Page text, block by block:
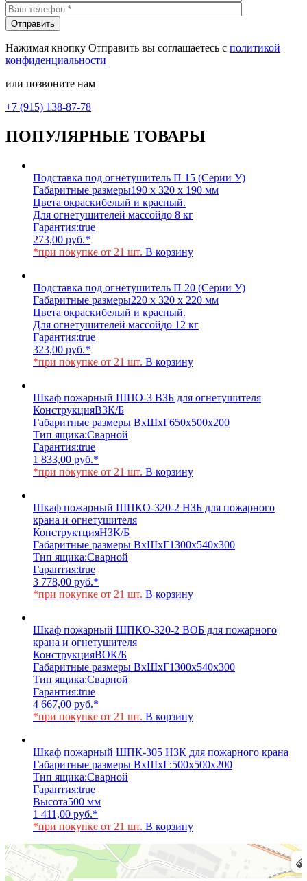
Нажимая кнопку Отправить вы соглашаетесь с политикой
конфиденциальности
или позвоните нам
+7 (915) 138-87-78
ПОПУЛЯРНЫЕ ТОВАРЫ
Подставка под огнетушитель П 15 (Серии У)
Габаритные размеры190 х 320 х 190 мм
Цвета окраскибелый и красный.
Для огнетушителей массойдо 8 кг
Гарантия:true
273,00 руб.*
*при покупке от 21 шт. В корзину
Подставка под огнетушитель П 20 (Серии У)
Габаритные размеры220 х 320 х 220 мм
Цвета окраскибелый и красный.
Для огнетушителей массойдо 12 кг
Гарантия:true
323,00 руб.*
*при покупке от 21 шт. В корзину
Шкаф пожарный ШПО-3 ВЗБ для огнетушителя
КонструкцияВЗК/Б
Габаритные размеры ВхШхГ650х500х200
Тип ящика:Сварной
Гарантия:true
1 833,00 руб.*
*при покупке от 21 шт. В корзину
Шкаф пожарный ШПКО-320-2 НЗБ для пожарного
крана и огнетушителя
КонструктцияНЗК/Б
Габаритные размеры ВхШхГ1300х540х300
Тип ящика:Сварной
Гарантия:true
3 778,00 руб.*
*при покупке от 21 шт. В корзину
Шкаф пожарный ШПКО-320-2 ВОБ для пожарного
крана и огнетушителя
КонструкцияВОК/Б
Габаритные размеры ВхШхГ1300х540х300
Тип ящика:Сварной
Гарантия:true
4 667,00 руб.*
*при покупке от 21 шт. В корзину
Шкаф пожарный ШПК-305 НЗК для пожарного крана
Габаритные размеры ВхШхГ:500х500х200
Тип ящика:Сварной
Гарантия:true
Высота500 мм
1 411,00 руб.*
*при покупке от 21 шт. В корзину
Химки
Яндекс Карты — транспорт, навигация, поиск мест